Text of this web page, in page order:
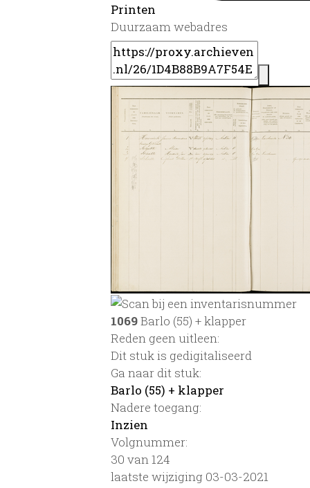
Printen
Duurzaam webadres
1069Barlo (55) + klapper
Reden geen uitleen:
Dit stuk is gedigitaliseerd
Ga naar dit stuk:
Barlo (55) + klapper
Nadere toegang:
Inzien
Volgnummer:
30 van 124
laatste wijziging 03-03-2021